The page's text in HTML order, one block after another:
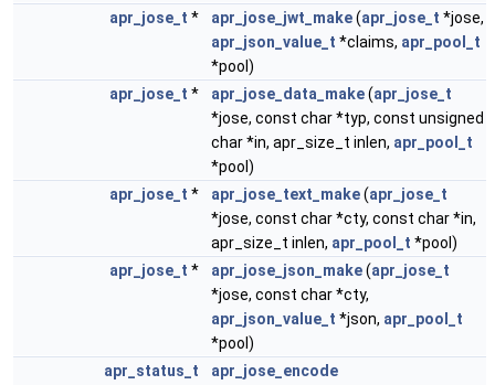
apr_jose_t * apr_jose_jwt_make(apr_jose_t *jose,
apr_json_value_t *claims, apr_pool_t
*pool)
apr_jose_t * apr_jose_data_make(apr_jose_t
*jose, const char *typ, const unsigned
char *in, apr_size_t inlen, apr_pool_t
*pool)
apr_jose_t * apr_jose_text_make(apr_jose_t
*jose, const char *cty, const char *in,
apr_size_t inlen, apr_pool_t *pool)
apr_jose_t * apr_jose_json_make(apr_jose_t
*jose, const char *cty,
apr_json_value_t *json, apr_pool_t
*pool)
apr_status_t
apr_jose_encode